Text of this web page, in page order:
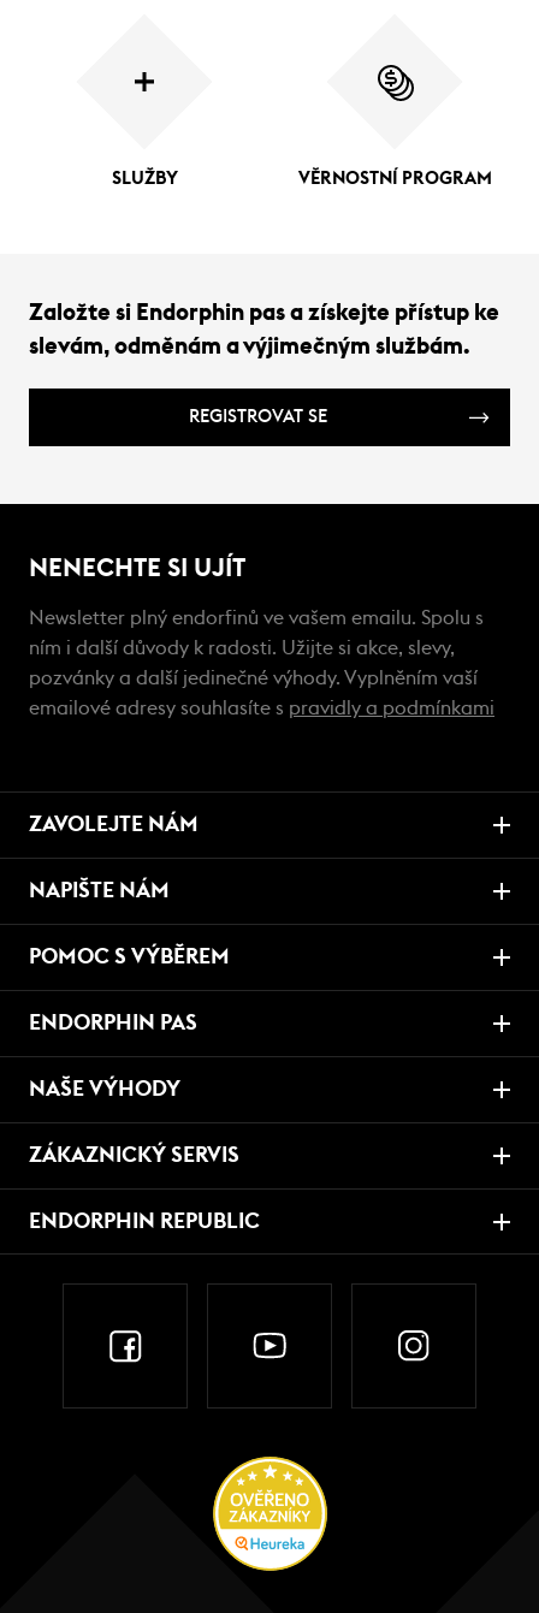
SLUŽBY VĚRNOSTNÍ PROGRAM
Založte si Endorphin pas a získejte přístup ke
slevám, odměnám a výjimečným službám.
REGISTROVAT SE
NENECHTE SI UJÍT
Newsletter plný endorfinů ve vašem emailu. Spolu s
ním i další důvody k radosti. Užijte si akce, slevy,
pozvánky a další jedinečné výhody. Vyplněním vaší
emailové adresy souhlasíte s pravidly a podmínkami
ZAVOLEJTE NÁM
NAPIŠTE NÁM
POMOC S VÝBĚREM
ENDORPHIN PAS
NAŠE VÝHODY
ZÁKAZNICKÝ SERVIS
ENDORPHIN REPUBLIC